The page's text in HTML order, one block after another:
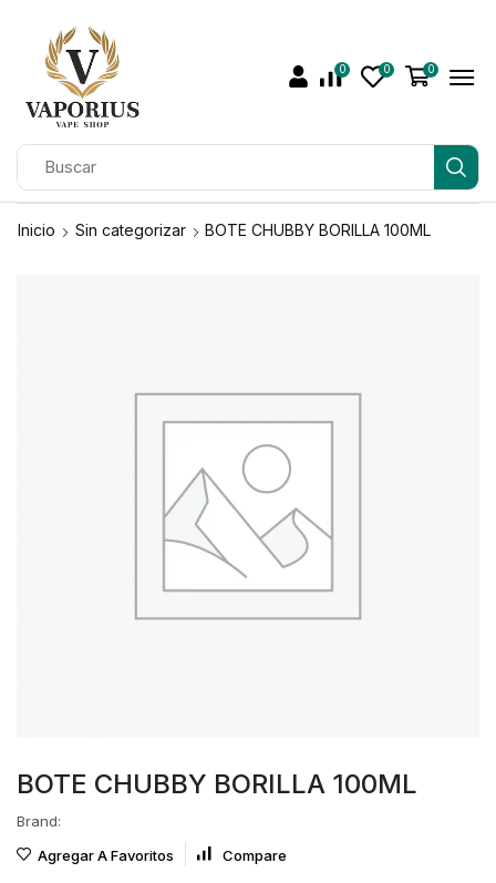
0 0 0
Inicio Sin categorizar BOTE CHUBBY BORILLA 100ML
BOTE CHUBBY BORILLA 100ML
Brand:
Agregar A Favoritos
Compare